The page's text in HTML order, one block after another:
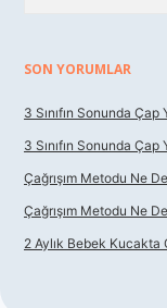
SON YORUMLAR
3 Sınıfın Sonunda Çap
3 Sınıfın Sonunda Çap
Çağrışım Metodu Ne
Çağrışım Metodu Ne
2 Aylık Bebek Kucakta